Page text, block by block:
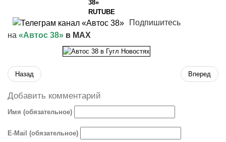
Подпишитесь
на «Автос 38» в MAX
Назад Вперед
Добавить комментарий
Имя (обязательное)
E-Mail (обязательное)